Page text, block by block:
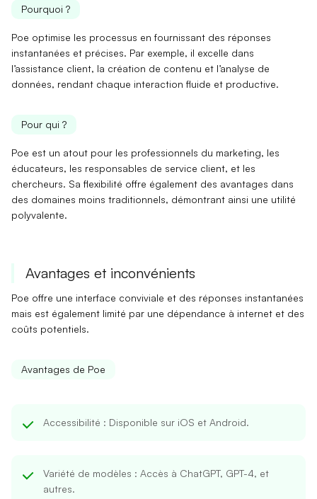
Pourquoi ?
Poe optimise les processus en fournissant des réponses
instantanées et précises. Par exemple, il excelle dans
l’assistance client, la création de contenu et l’analyse de
données, rendant chaque interaction fluide et productive.
Pour qui ?
Poe est un atout pour les professionnels du marketing, les
éducateurs, les responsables de service client, et les
chercheurs. Sa flexibilité offre également des avantages dans
des domaines moins traditionnels, démontrant ainsi une utilité
polyvalente.
Avantages et inconvénients
Poe offre une interface conviviale et des réponses instantanées
mais est également limité par une dépendance à internet et des
coûts potentiels.
Avantages de Poe
Accessibilité : Disponible sur iOS et Android.
Variété de modèles : Accès à ChatGPT, GPT-4, et
autres.